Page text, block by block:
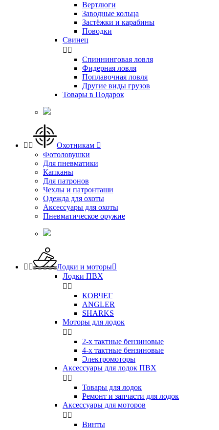
Вертлюги
Заводные кольца
Застёжки и карабины
Поводки
Свинец
 
Спиннинговая ловля
Фидерная ловля
Поплавочная ловля
Другие виды грузов
Товары в Подарок
  Охотникам 
Фотоловушки
Для пневматики
Капканы
Для патронов
Чехлы и патронташи
Одежда для охоты
Аксессуары для охоты
Пневматическое оружие
  Лодки и моторы
Лодки ПВХ
 
КОВЧЕГ
ANGLER
SHARKS
Моторы для лодок
 
2-х тактные бензиновые
4-х тактные бензиновые
Электромоторы
Аксессуары для лодок ПВХ
 
Товары для лодок
Ремонт и запчасти для лодок
Аксессуары для моторов
 
Винты